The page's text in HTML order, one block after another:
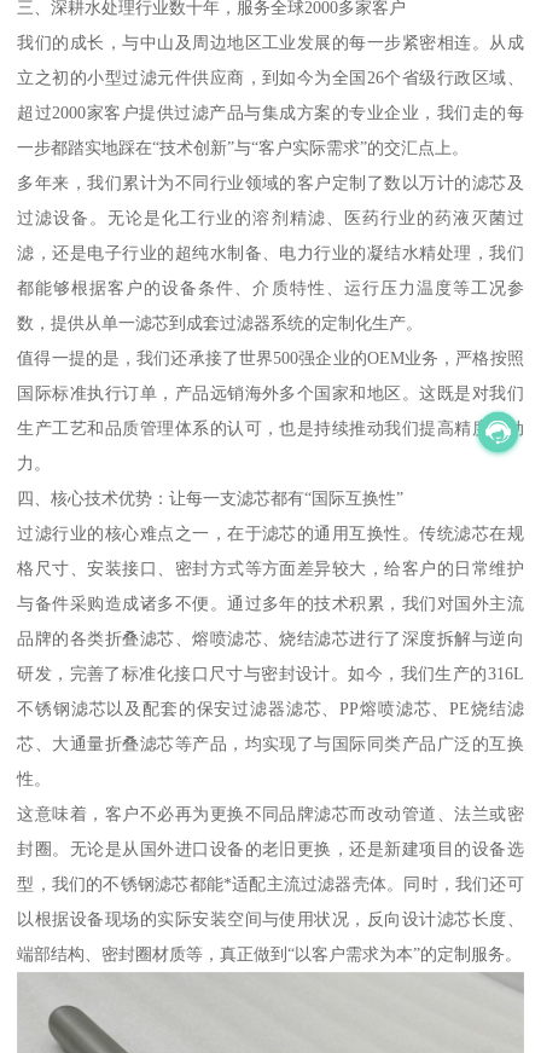
三、深耕水处理行业数十年，服务全球2000多家客户
我们的成长，与中山及周边地区工业发展的每一步紧密相连。从成
立之初的小型过滤元件供应商，到如今为全国26个省级行政区域、
超过2000家客户提供过滤产品与集成方案的专业企业，我们走的每
一步都踏实地踩在“技术创新”与“客户实际需求”的交汇点上。
多年来，我们累计为不同行业领域的客户定制了数以万计的滤芯及
过滤设备。无论是化工行业的溶剂精滤、医药行业的药液灭菌过
滤，还是电子行业的超纯水制备、电力行业的凝结水精处理，我们
都能够根据客户的设备条件、介质特性、运行压力温度等工况参
数，提供从单一滤芯到成套过滤器系统的定制化生产。
值得一提的是，我们还承接了世界500强企业的OEM业务，严格按照
国际标准执行订单，产品远销海外多个国家和地区。这既是对我们
生产工艺和品质管理体系的认可，也是持续推动我们提高精度的动
力。
四、核心技术优势：让每一支滤芯都有“国际互换性”
过滤行业的核心难点之一，在于滤芯的通用互换性。传统滤芯在规
格尺寸、安装接口、密封方式等方面差异较大，给客户的日常维护
与备件采购造成诸多不便。通过多年的技术积累，我们对国外主流
品牌的各类折叠滤芯、熔喷滤芯、烧结滤芯进行了深度拆解与逆向
研发，完善了标准化接口尺寸与密封设计。如今，我们生产的316L
不锈钢滤芯以及配套的保安过滤器滤芯、PP熔喷滤芯、PE烧结滤
芯、大通量折叠滤芯等产品，均实现了与国际同类产品广泛的互换
性。
这意味着，客户不必再为更换不同品牌滤芯而改动管道、法兰或密
封圈。无论是从国外进口设备的老旧更换，还是新建项目的设备选
型，我们的不锈钢滤芯都能*适配主流过滤器壳体。同时，我们还可
以根据设备现场的实际安装空间与使用状况，反向设计滤芯长度、
端部结构、密封圈材质等，真正做到“以客户需求为本”的定制服务。